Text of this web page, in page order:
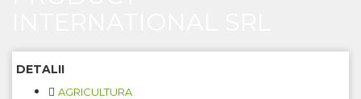
DETALII
AGRICULTURA